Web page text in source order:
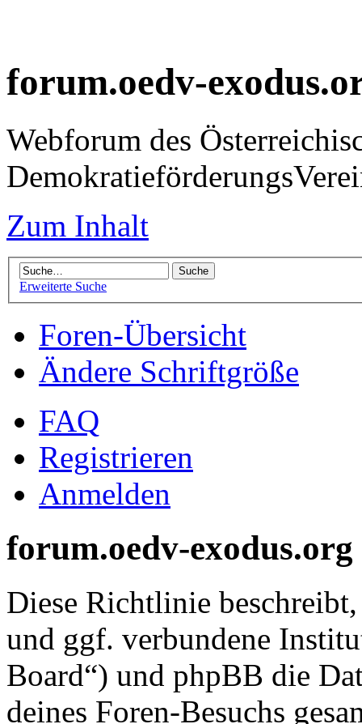
forum.oedv-
Webforum des
Zum Inhalt
Erweiterte Suche
Foren-Übersicht
Ändere Schriftgröße
FAQ
Registrieren
Anmelden
forum.oedv-
Diese Richtlinie
und ggf. verbundene
Board“) und phpBB die
deines Foren-Besuchs